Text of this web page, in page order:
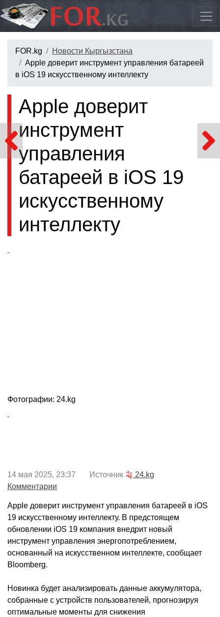
FOR.kg
Новости Кыргызстана
Apple доверит инструмент управления батареей
в iOS 19 искусственному интеллекту
Apple доверит
инструмент
управления
батареей в iOS 19
искусственному
интеллекту
Фотографии: 24.kg
14 мая 2025, 23:37 Источник
24.kg
Комментарии
Apple доверит инструмент управления батареей в iOS
19 искусственному интеллекту. В предстоящем
обновлении iOS 19 компания внедрит новый
инструмент управления энергопотреблением,
основанный на искусственном интеллекте, сообщает
Bloomberg.
Новинка будет анализировать данные аккумулятора,
собранные с устройств пользователей, прогнозируя
оптимальные моменты для снижения